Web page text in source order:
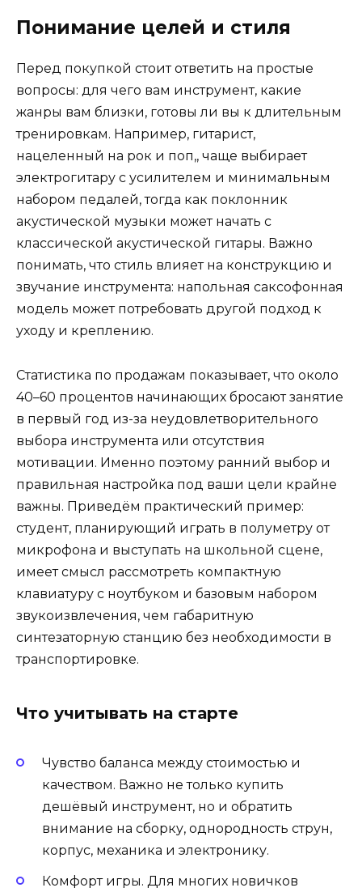
Понимание целей и стиля
Перед покупкой стоит ответить на простые
вопросы: для чего вам инструмент, какие
жанры вам близки, готовы ли вы к длительным
тренировкам. Например, гитарист,
нацеленный на рок и поп,, чаще выбирает
электрогитару с усилителем и минимальным
набором педалей, тогда как поклонник
акустической музыки может начать с
классической акустической гитары. Важно
понимать, что стиль влияет на конструкцию и
звучание инструмента: напольная саксофонная
модель может потребовать другой подход к
уходу и креплению.
Статистика по продажам показывает, что около
40–60 процентов начинающих бросают занятие
в первый год из-за неудовлетворительного
выбора инструмента или отсутствия
мотивации. Именно поэтому ранний выбор и
правильная настройка под ваши цели крайне
важны. Приведём практический пример:
студент, планирующий играть в полуметру от
микрофона и выступать на школьной сцене,
имеет смысл рассмотреть компактную
клавиатуру с ноутбуком и базовым набором
звукоизвлечения, чем габаритную
синтезаторную станцию без необходимости в
транспортировке.
Что учитывать на старте
Чувство баланса между стоимостью и
качеством. Важно не только купить
дешёвый инструмент, но и обратить
внимание на сборку, однородность струн,
корпус, механика и электронику.
Комфорт игры. Для многих новичков